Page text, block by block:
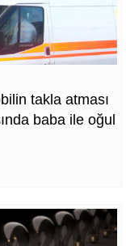
takla atması
baba ile oğul